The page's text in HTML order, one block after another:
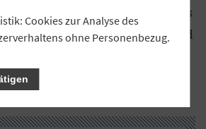
Kapitaleinsatz erbringen. Das
Call Center, für Zahlungs- und
auch für Entwickler von
Cookies zur Analyse des
ohne Personenbezug.